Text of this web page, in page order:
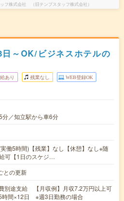
フ株式会社 （旧テンプスタッフ株式会社）
～OK/ビジネスホテルの
あり 残業なし WEB登録OK
分／知立駅から車6分
働5時間)【残業】なし【休憩】なし※随
可【1日のスケジ…
との更新
別途支給 【月収例】月収7.2万円以上可
間×12日 ※週3日勤務の場合